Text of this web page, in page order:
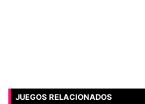
JUEGOS RELACIONADOS